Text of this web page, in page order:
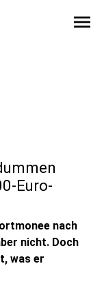
menu
Euro-
nach
nicht. Doch
was er